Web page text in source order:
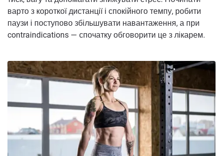
варто з короткої дистанції і спокійного темпу, робити
паузи і поступово збільшувати навантаження, а при
contraindications — спочатку обговорити це з лікарем.